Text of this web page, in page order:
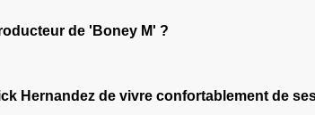
de 'Boney M' ?
Hernandez de vivre confortablement de